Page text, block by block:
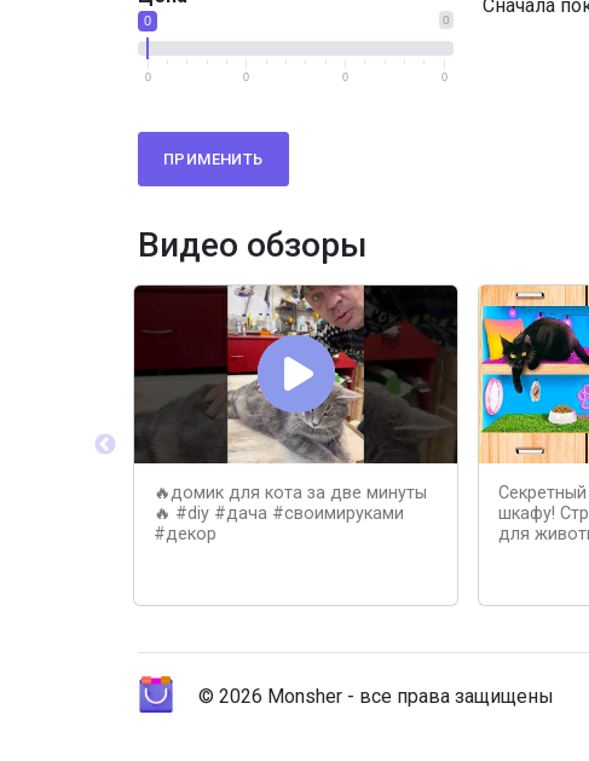
0
0
0 0 0 0
ПРИМЕНИТЬ
Сначала
Видео обзоры
🔥домик для кота за две минуты
🔥 #diy #дача #своимируками
#декор
шкафу!
для
© 2026 Monsher - все права защищены